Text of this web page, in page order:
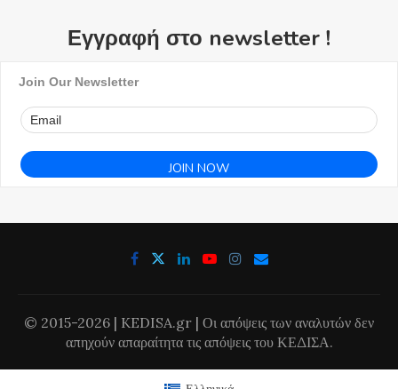
Εγγραφή στο newsletter !
Join Our Newsletter
© 2015-2026 | KEDISA.gr | Οι απόψεις των αναλυτών δεν
απηχούν απαραίτητα τις απόψεις του ΚΕΔΙΣΑ.